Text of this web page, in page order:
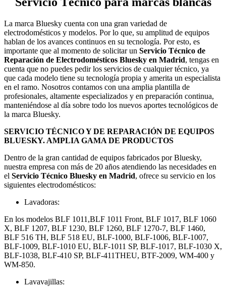
La marca Bluesky cuenta con una gran variedad de
electrodomésticos y modelos. Por lo que, su amplitud de equipos
hablan de los avances continuos en su tecnología. Por esto, es
importante que al momento de solicitar un Servicio Técnico de
Reparación de Electrodomésticos Bluesky en Madrid, tengas en
cuenta que no puedes pedir los servicios de cualquier técnico, ya
que cada modelo tiene su tecnología propia y amerita un especialista
en el ramo. Nosotros contamos con una amplia plantilla de
profesionales, altamente especializados y en preparación continua,
manteniéndose al día sobre todo los nuevos aportes tecnológicos de
la marca Bluesky.
SERVICIO TÉCNICO Y DE REPARACIÓN DE EQUIPOS
BLUESKY. AMPLIA GAMA DE PRODUCTOS
Dentro de la gran cantidad de equipos fabricados por Bluesky,
nuestra empresa con más de 20 años atendiendo las necesidades en
el Servicio Técnico Bluesky en Madrid, ofrece su servicio en los
siguientes electrodomésticos:
Lavadoras:
En los modelos BLF 1011,BLF 1011 Front, BLF 1017, BLF 1060
X, BLF 1207, BLF 1230, BLF 1260, BLF 1270-7, BLF 1460,
BLF 516 TH, BLF 518 EU, BLF-1000, BLF-1006, BLF-1007,
BLF-1009, BLF-1010 EU, BLF-1011 SP, BLF-1017, BLF-1030 X,
BLF-1038, BLF-410 SP, BLF-411THEU, BTF-2009, WM-400 y
WM-850.
Lavavajillas: